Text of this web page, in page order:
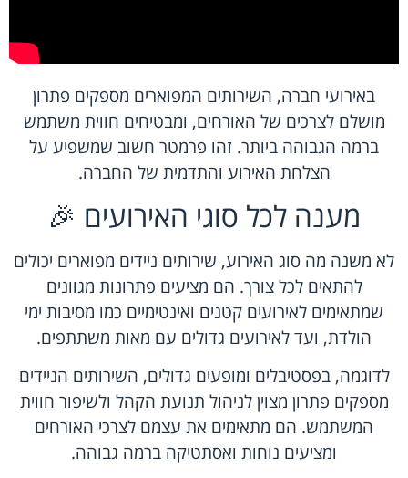
באירועי חברה, השירותים המפוארים מספקים פתרון
מושלם לצרכים של האורחים, ומבטיחים חווית משתמש
ברמה הגבוהה ביותר. זהו פרמטר חשוב שמשפיע על
הצלחת האירוע והתדמית של החברה.
מענה לכל סוגי האירועים 🎉
לא משנה מה סוג האירוע, שירותים ניידים מפוארים יכולים
להתאים לכל צורך. הם מציעים פתרונות מגוונים
שמתאימים לאירועים קטנים ואינטימיים כמו מסיבות ימי
הולדת, ועד לאירועים גדולים עם מאות משתתפים.
לדוגמה, בפסטיבלים ומופעים גדולים, השירותים הניידים
מספקים פתרון מצוין לניהול תנועת הקהל ולשיפור חווית
המשתמש. הם מתאימים את עצמם לצרכי האורחים
ומציעים נוחות ואסתטיקה ברמה גבוהה.